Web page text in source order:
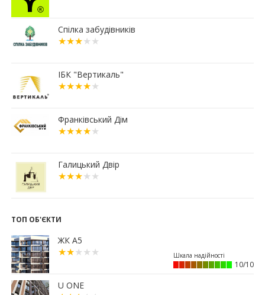
16:15
Паркування без зайвих турбот – обирайте
підземні паркінги ЖР “Княгинин”
13:08
Малозабезпеченим франківцям безкоштовно
04.07.2026
19:24
Корпус 31/1 ЖР "Княгинин" – актуальний стан
будівництва (ФОТО)
03.07.2026
12:30
Що обрати: розстрочку чи іпотечну програму
18:56
Мерія планує викупити історичний будинок
за 7 млн грн
11:23
Вибір меблів для маленьких квартир: актуальні
рішення 2026 року
Спілка забудівників
ІБК "Вертикаль"
Франківський Дім
Галицький Двір
ТОП ОБ'ЄКТИ
ЖК А5
10/10
U ONE